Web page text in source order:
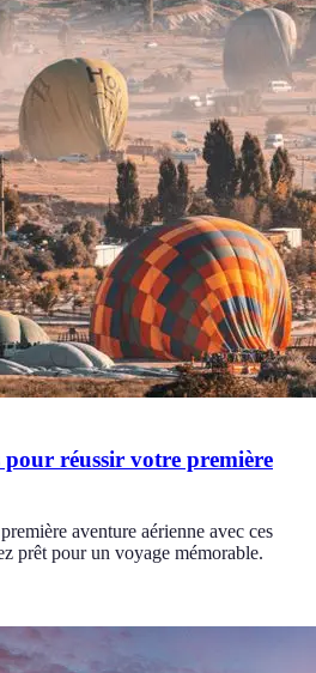
pour réussir votre première
aventure aérienne avec ces
prêt pour un voyage mémorable.